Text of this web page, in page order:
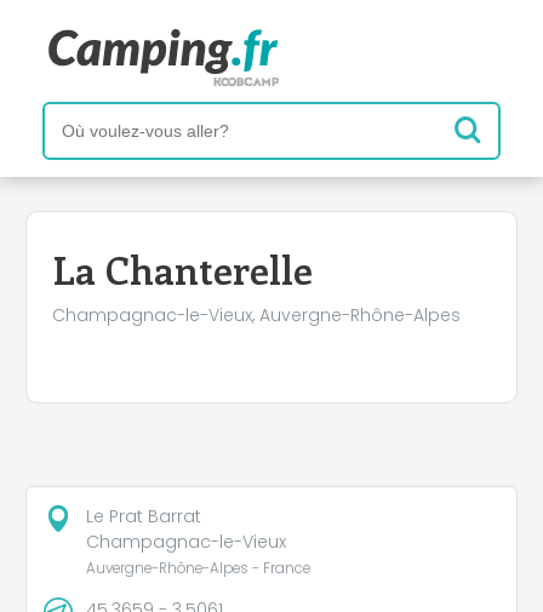
La Chanterelle
Champagnac-le-Vieux, Auvergne-Rhône-Alpes
+
−
Le Prat Barrat
Champagnac-le-Vieux
Auvergne-Rhône-Alpes - France